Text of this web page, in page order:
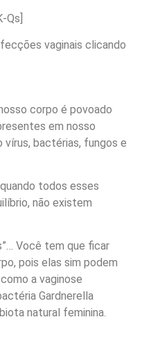
Qs]
vaginais clicando
corpo é povoado
em nosso
vírus, bactérias, fungos e
todos esses
não existem
Você tem que ficar
pois elas sim podem
a vaginose
Gardnerella
natural feminina.